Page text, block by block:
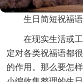
生日简短祝福
在现实生活或
定对各类祝福语都
的作用。那么要怎